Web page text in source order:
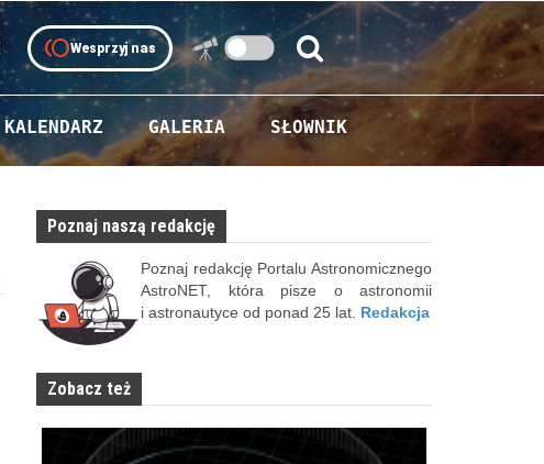
tollWesprzyj nas
Szukaj:
Szukaj
KALENDARZ GALERIA SŁOWNIK
Poznaj naszą redakcję
Poznaj redakcję Portalu Astronomicznego
AstroNET, która pisze o astronomii
i astronautyce od ponad 25 lat. Redakcja
Zobacz też